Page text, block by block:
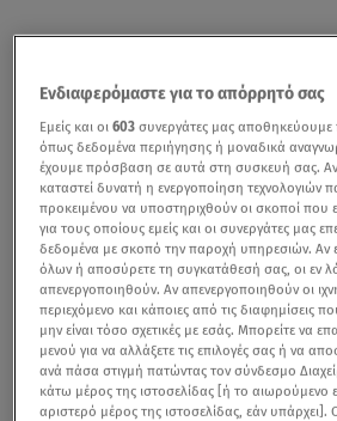
Ενδιαφερόμαστε για το απόρρητό σας
Εμείς και οι603 συνεργάτες μας
όπως δεδομένα περιήγησης ή μοναδικά
έχουμε πρόσβαση σε αυτά στη συσκευή σας. Αν
καταστεί δυνατή η ενεργοποίηση τεχνολογιών
προκειμένου να υποστηριχθούν οι σκοποί που
για τους οποίους εμείς και οι συνεργάτες μας
δεδομένα με σκοπό την παροχή υπηρεσιών. Αν
όλων ή αποσύρετε τη συγκατάθεσή σας, οι εν
απενεργοποιηθούν. Αν απενεργοποιηθούν οι
περιεχόμενο και κάποιες από τις διαφημίσεις
μην είναι τόσο σχετικές με εσάς. Μπορείτε να
μενού για να αλλάξετε τις επιλογές σας ή να
ανά πάσα στιγμή πατώντας τον σύνδεσμο
κάτω μέρος της ιστοσελίδας [ή το αιωρούμενο
αριστερό μέρος της ιστοσελίδας, εάν υπάρχει].